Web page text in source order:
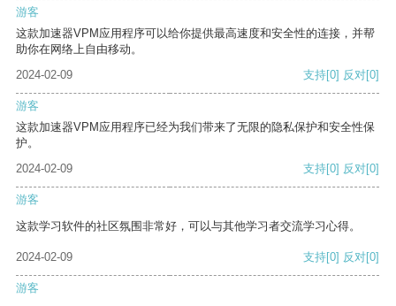
游客
这款加速器VPM应用程序可以给你提供最高速度和安全性的连接，并帮
助你在网络上自由移动。
2024-02-09
支持[0] 反对[0]
游客
这款加速器VPM应用程序已经为我们带来了无限的隐私保护和安全性保
护。
2024-02-09
支持[0] 反对[0]
游客
这款学习软件的社区氛围非常好，可以与其他学习者交流学习心得。
2024-02-09 支持[0] 反对[0]
游客